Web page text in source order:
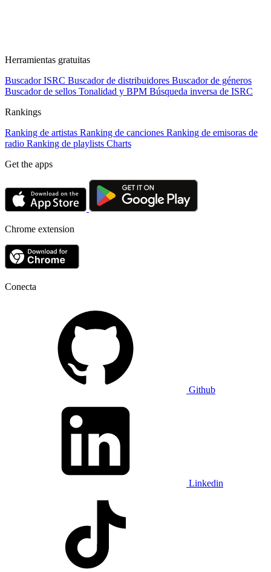
Herramientas gratuitas
Buscador ISRC Buscador de distribuidores Buscador de géneros
Buscador de sellos Tonalidad y BPM Búsqueda inversa de ISRC
Rankings
Ranking de artistas Ranking de canciones Ranking de emisoras de
radio Ranking de playlists Charts
Get the apps
Chrome extension
Conecta
Github
Linkedin